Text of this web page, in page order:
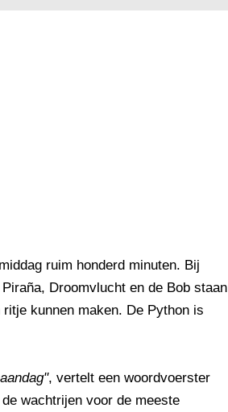
ruim honderd minuten. Bij
Droomvlucht en de Bob staan
kunnen maken. De Python is
, vertelt een woordvoerster
wachtrijen voor de meeste